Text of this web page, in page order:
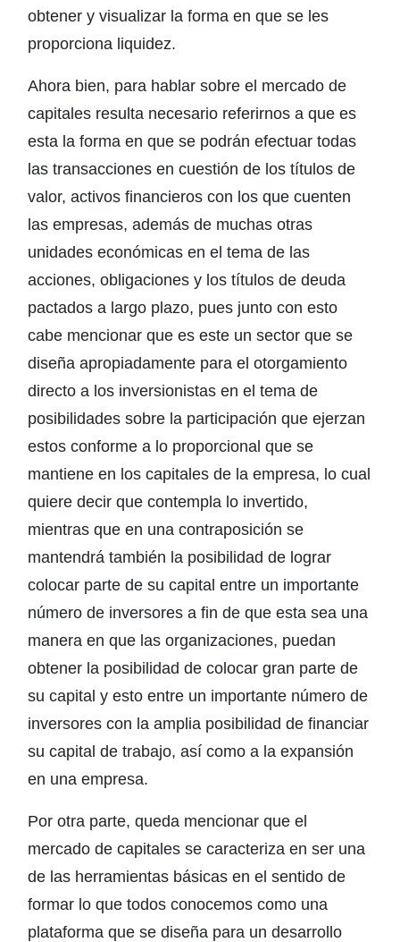
obtener y visualizar la forma en que se les
proporciona liquidez.
Ahora bien, para hablar sobre el mercado de
capitales resulta necesario referirnos a que es
esta la forma en que se podrán efectuar todas
las transacciones en cuestión de los títulos de
valor, activos financieros con los que cuenten
las empresas, además de muchas otras
unidades económicas en el tema de las
acciones, obligaciones y los títulos de deuda
pactados a largo plazo, pues junto con esto
cabe mencionar que es este un sector que se
diseña apropiadamente para el otorgamiento
directo a los inversionistas en el tema de
posibilidades sobre la participación que ejerzan
estos conforme a lo proporcional que se
mantiene en los capitales de la empresa, lo cual
quiere decir que contempla lo invertido,
mientras que en una contraposición se
mantendrá también la posibilidad de lograr
colocar parte de su capital entre un importante
número de inversores a fin de que esta sea una
manera en que las organizaciones, puedan
obtener la posibilidad de colocar gran parte de
su capital y esto entre un importante número de
inversores con la amplia posibilidad de financiar
su capital de trabajo, así como a la expansión
en una empresa.
Por otra parte, queda mencionar que el
mercado de capitales se caracteriza en ser una
de las herramientas básicas en el sentido de
formar lo que todos conocemos como una
plataforma que se diseña para un desarrollo